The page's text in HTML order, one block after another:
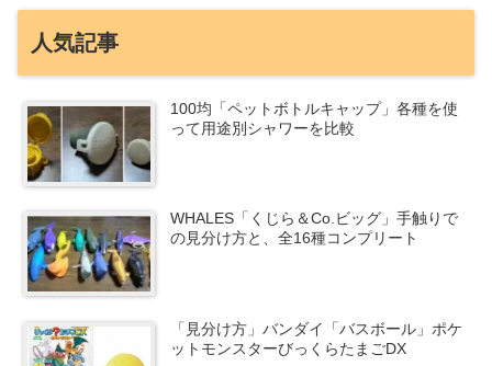
人気記事
100均「ペットボトルキャップ」各種を使
って用途別シャワーを比較
WHALES「くじら＆Co.ビッグ」手触りで
の見分け方と、全16種コンプリート
「見分け方」バンダイ「バスボール」ポケ
ットモンスターびっくらたまごDX